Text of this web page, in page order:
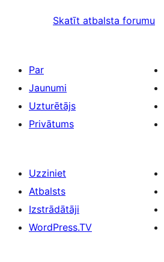
Skatīt atbalsta forumu
Par
Jaunumi
Uzturētājs
Privātums
Uzziniet
Atbalsts
Izstrādātāji
WordPress.TV